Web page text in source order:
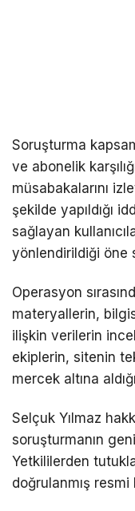
Soruşturma
ve abonelik
müsabakalarını
şekilde yapıldığı
sağlayan
yönlendirildiği öne
Operasyon
materyallerin,
ilişkin verilerin
ekiplerin, sitenin
mercek altına
Selçuk Yılmaz
soruşturmanın
Yetkililerden
doğrulanmış resmi